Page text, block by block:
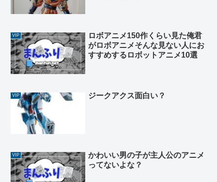
VIP
ロボアニメ150作くらい見た俺君
がロボアニメそんな見ない人にお
すすめするロボットアニメ10選
VIP ジークアクス面白い？
VIP
かわいい男の子が主人公のアニメ
ってないよな？